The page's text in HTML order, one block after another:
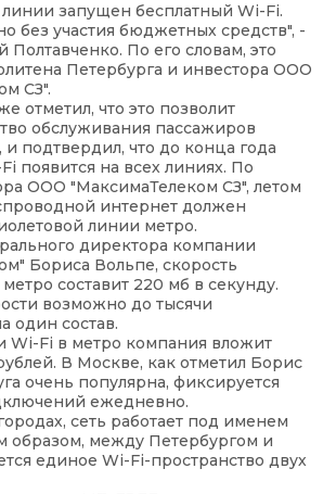
запущен бесплатный Wi-Fi.
без участия бюджетных средств", -
Полтавченко. По его словам, это
Петербурга и инвестора ООО
СЗ".
отметил, что это позволит
обслуживания пассажиров
и подтвердил, что до конца года
появится на всех линиях. По
ООО "МаксимаТелеком СЗ", летом
интернет должен
линии метро.
директора компании
Бориса Вольпе, скорость
составит 220 мб в секунду.
возможно до тысячи
один состав.
Wi-Fi в метро компания вложит
В Москве, как отметил Борис
очень популярна, фиксируется
ежедневно.
сеть работает под именем
образом, между Петербургом и
единое Wi-Fi-пространство двух